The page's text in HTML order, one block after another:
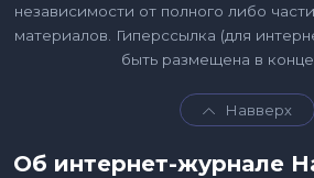
независимости от полного либо
материалов. Гиперссылка (для
быть размещена в конце
Навверх
Об интернет-журнале